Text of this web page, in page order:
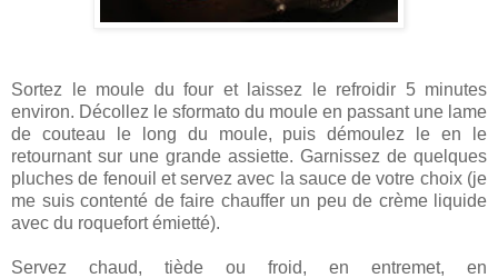
Sortez le moule du four et laissez le refroidir 5 minutes
environ. Décollez le sformato du moule en passant une lame
de couteau le long du moule, puis démoulez le en le
retournant sur une grande assiette. Garnissez de quelques
pluches de fenouil et servez avec la sauce de votre choix (je
me suis contenté de faire chauffer un peu de crème liquide
avec du roquefort émietté).
Servez chaud, tiède ou froid, en entremet, en